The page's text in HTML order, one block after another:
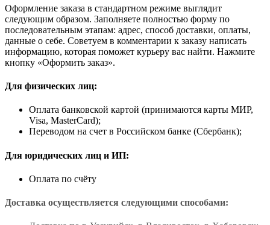
Оформление заказа в стандартном режиме выглядит
следующим образом. Заполняете полностью форму по
последовательным этапам: адрес, способ доставки, оплаты,
данные о себе. Советуем в комментарии к заказу написать
информацию, которая поможет курьеру вас найти. Нажмите
кнопку «Оформить заказ».
Для физических лиц:
Оплата банковской картой (принимаются карты МИР,
Visa, MasterCard);
Переводом на счет в Российском банке (Сбербанк);
Для юридических лиц и ИП:
Оплата по счёту
Доставка осуществляется следующими способами: